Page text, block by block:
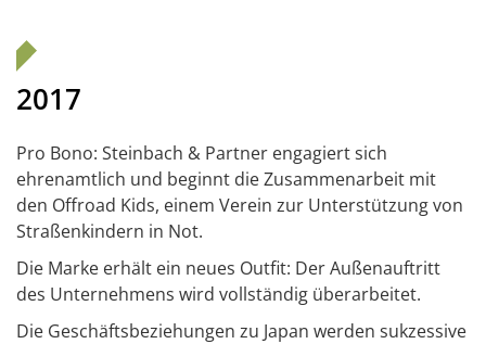
2017
Pro Bono: Steinbach & Partner engagiert sich
ehrenamtlich und beginnt die Zusammenarbeit mit
den Offroad Kids, einem Verein zur Unterstützung von
Straßenkindern in Not.
Die Marke erhält ein neues Outfit: Der Außenauftritt
des Unternehmens wird vollständig überarbeitet.
Die Geschäftsbeziehungen zu Japan werden sukzessive